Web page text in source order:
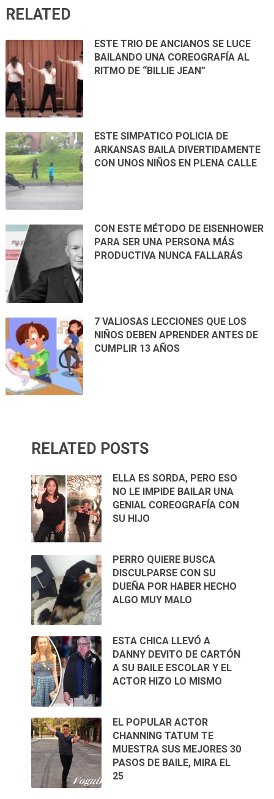
RELATED
ESTE TRIO DE ANCIANOS SE LUCE
BAILANDO UNA COREOGRAFÍA AL
RITMO DE “BILLIE JEAN”
ESTE SIMPATICO POLICIA DE
ARKANSAS BAILA DIVERTIDAMENTE
CON UNOS NIÑOS EN PLENA CALLE
CON ESTE MÉTODO DE EISENHOWER
PARA SER UNA PERSONA MÁS
PRODUCTIVA NUNCA FALLARÁS
7 VALIOSAS LECCIONES QUE LOS
NIÑOS DEBEN APRENDER ANTES DE
CUMPLIR 13 AÑOS
RELATED POSTS
ELLA ES SORDA, PERO ESO
NO LE IMPIDE BAILAR UNA
GENIAL COREOGRAFÍA CON
SU HIJO
PERRO QUIERE BUSCA
DISCULPARSE CON SU
DUEÑA POR HABER HECHO
ALGO MUY MALO
ESTA CHICA LLEVÓ A
DANNY DEVITO DE CARTÓN
A SU BAILE ESCOLAR Y EL
ACTOR HIZO LO MISMO
EL POPULAR ACTOR
CHANNING TATUM TE
MUESTRA SUS MEJORES 30
PASOS DE BAILE, MIRA EL
25